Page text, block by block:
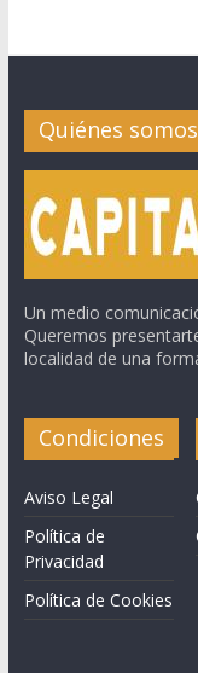
Quiénes somos
Un medio
Queremos
localidad de una
Condiciones
Aviso Legal
Política de
Privacidad
Política de Cookies